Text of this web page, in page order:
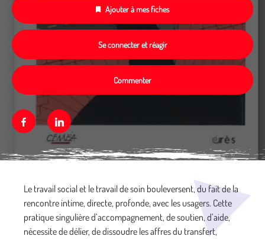
Ajouter à mes fiches
Se connecter et réagir
Commenter
FacebookLinkedin
Le travail social et le travail de soin bouleversent, du fait de la
rencontre intime, directe, profonde, avec les usagers. Cette
pratique singulière d’accompagnement, de soutien, d’aide,
nécessite de délier, de dissoudre les affres du transfert,